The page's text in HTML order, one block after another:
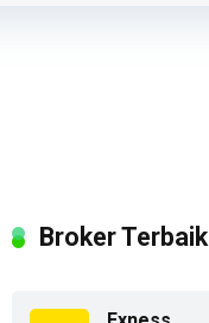
Broker Terbaik